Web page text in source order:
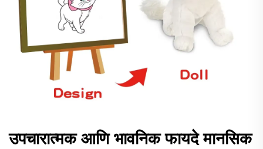
उपचारात्मक आणि भावनिक फायदे मानसिक